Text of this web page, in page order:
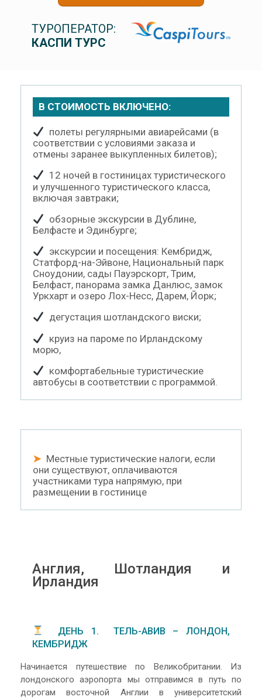
ТУРОПЕРАТОР:
КАСПИ ТУРС
В СТОИМОСТЬ ВКЛЮЧЕНО:
полеты регулярными авиарейсами (в
соответствии с условиями заказа и
отмены заранее выкупленных билетов);
12 ночей в гостиницах туристического
и улучшенного туристического класса,
включая завтраки;
обзорные экскурсии в Дублине,
Белфасте и Эдинбурге;
экскурсии и посещения: Кембридж,
Статфорд-на-Эйвоне, Национальный парк
Сноудонии, сады Пауэрскорт, Трим,
Белфаст, панорама замка Данлюс, замок
Уркхарт и озеро Лох-Несс, Дарем, Йорк;
дегустация шотландского виски;
круиз на пароме по Ирландскому
морю,
комфортабельные туристические
автобусы в соответствии с программой.
➤Местные туристические налоги, если
они существуют, оплачиваются
участниками тура напрямую, при
размещении в гостинице
Англия, Шотландия и
Ирландия
ДЕНЬ 1. ТЕЛЬ-АВИВ – ЛОНДОН,
КЕМБРИДЖ
Начинается путешествие по Великобритании. Из
лондонского аэропорта мы отправимся в путь по
дорогам восточной Англии в университетский